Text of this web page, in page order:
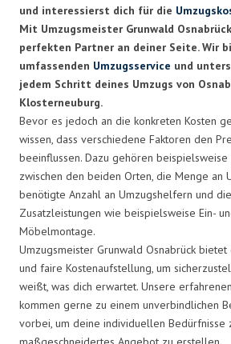
und interessierst dich für die
Mit Umzugsmeister Grunwald
perfekten Partner an deiner Seite. Wir
umfassenden Umzugsservice und
jedem Schritt deines Umzugs von
Klosterneuburg.
Bevor es jedoch an die konkreten Kosten
wissen, dass verschiedene Faktoren den
beeinflussen. Dazu gehören
zwischen den beiden Orten, die Menge an
benötigte Anzahl an Umzugshelfern und
Zusatzleistungen wie beispielsweise Ein-
Möbelmontage.
Umzugsmeister Grunwald Osnabrück
und faire Kostenaufstellung, um
weißt, was dich erwartet. Unsere
kommen gerne zu einem unverbindlichen
vorbei, um deine individuellen Bedürfnisse